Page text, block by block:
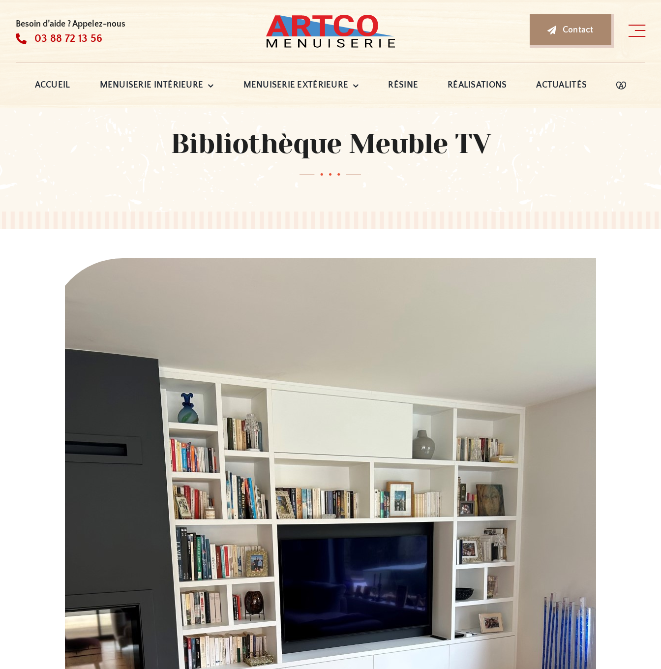
contenu
Besoin d’aide ? Appelez-nous
03 88 72 13 56
Contact
ACCUEIL MENUISERIE INTÉRIEURE MENUISERIE EXTÉRIEURE RÉSINE RÉALISATIONS ACTUALITÉS
Bibliothèque Meuble TV